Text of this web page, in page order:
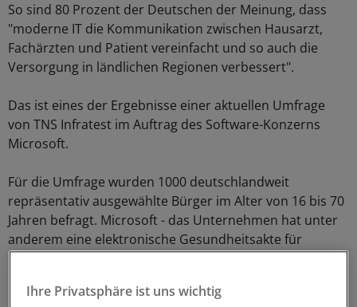
So sind 80 Prozent der Deutschen der Meinung, dass
"moderne IT die Kommunikation zwischen Hausarzt,
Fachärzten und Patient vereinfacht und so auch die
Versorgung in ländlichen Regionen verbessert".
Das ist eines der Ergebnisse einer aktuellen Umfrage
von TNS Infratest im Auftrag des Software-Konzerns
Microsoft.
Für die Umfrage wurden 1000 deutschlandweit
repräsentativ ausgewählte Bürger im Alter von 16 bis 70
Jahren befragt. Microsoft - das Unternehmen hat unter
anderem eine elektronische Gesundheitsakte für
Patienten unter dem Namen "HealthVault" entwickelt -
publiziert.
Ihre Privatsphäre ist uns wichtig